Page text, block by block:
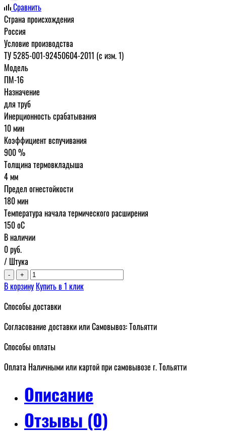
Сравнить
Страна происхождения
Россия
Условие производства
ТУ 5285-001-92450604-2011 (с изм. 1)
Модель
ПМ-16
Назначение
для труб
Инерционность срабатывания
10 мин
Коэффициент вспучивания
900 %
Толщина термовкладыша
4 мм
Предел огнестойкости
180 мин
Температура начала термического расширения
150 oC
В наличии
0руб.
/ Штука
- +
В корзину Купить в 1 клик
Способы доставки
Согласование доставки или Самовывоз: Тольятти
Способы оплаты
Оплата Наличными или картой при самовывозе г. Тольятти
Описание
Отзывы (0)